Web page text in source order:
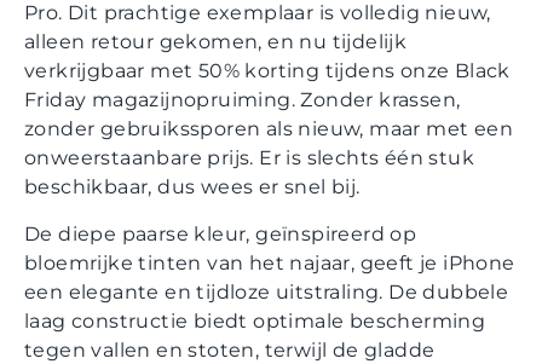
Pro. Dit prachtige exemplaar is volledig nieuw,
alleen retour gekomen, en nu tijdelijk
verkrijgbaar met 50% korting tijdens onze Black
Friday magazijnopruiming. Zonder krassen,
zonder gebruikssporen als nieuw, maar met een
onweerstaanbare prijs. Er is slechts één stuk
beschikbaar, dus wees er snel bij.
De diepe paarse kleur, geïnspireerd op
bloemrijke tinten van het najaar, geeft je iPhone
een elegante en tijdloze uitstraling. De dubbele
laag constructie biedt optimale bescherming
tegen vallen en stoten, terwijl de gladde